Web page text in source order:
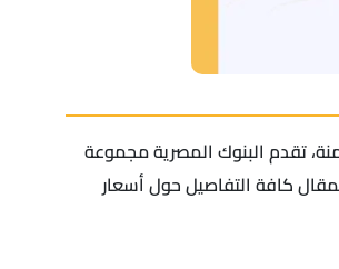
تقدم البنوك المصرية مجموعة
كافة التفاصيل حول أسعار